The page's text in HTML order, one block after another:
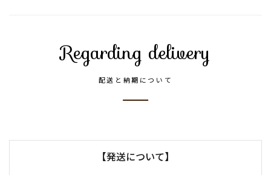
Regarding delivery
配送と納期について
【発送について】